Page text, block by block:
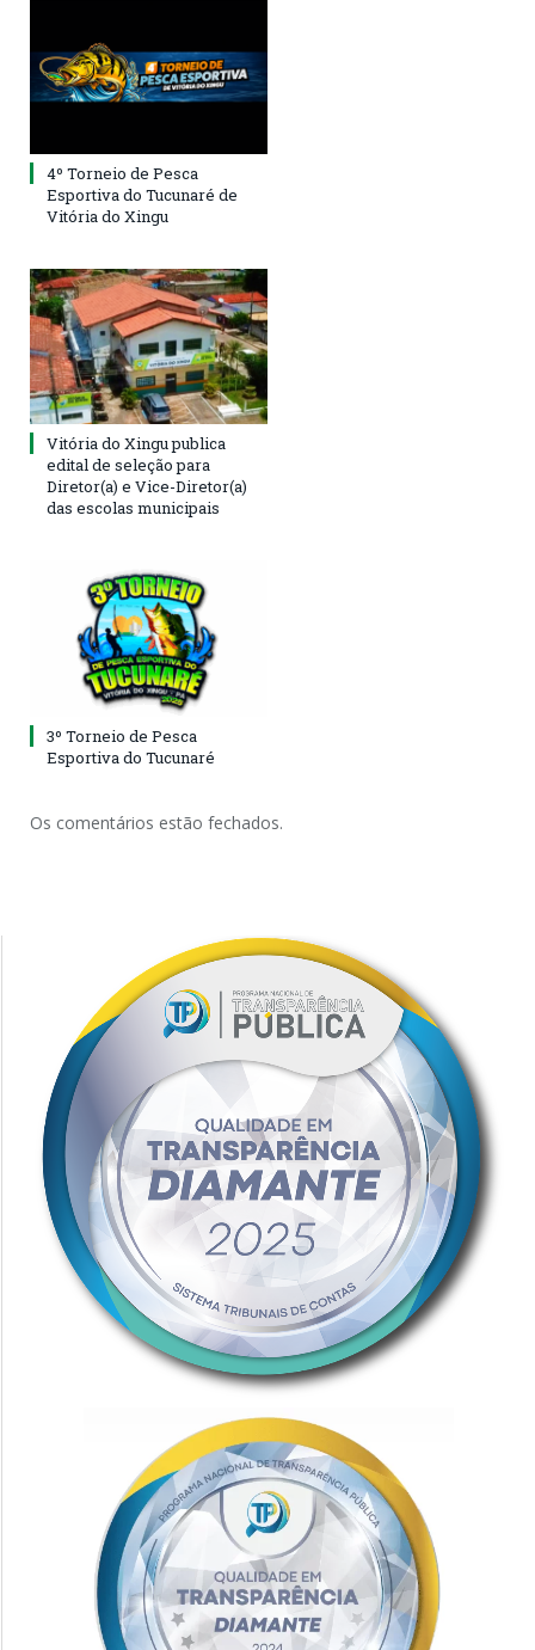
4º Torneio de Pesca
Esportiva do Tucunaré de
Vitória do Xingu
Vitória do Xingu publica
edital de seleção para
Diretor(a) e Vice-Diretor(a)
das escolas municipais
3º Torneio de Pesca
Esportiva do Tucunaré
Os comentários estão fechados.